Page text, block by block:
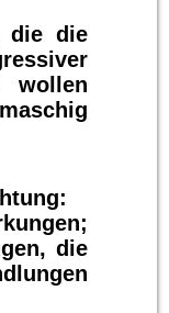
die die
wollen
die